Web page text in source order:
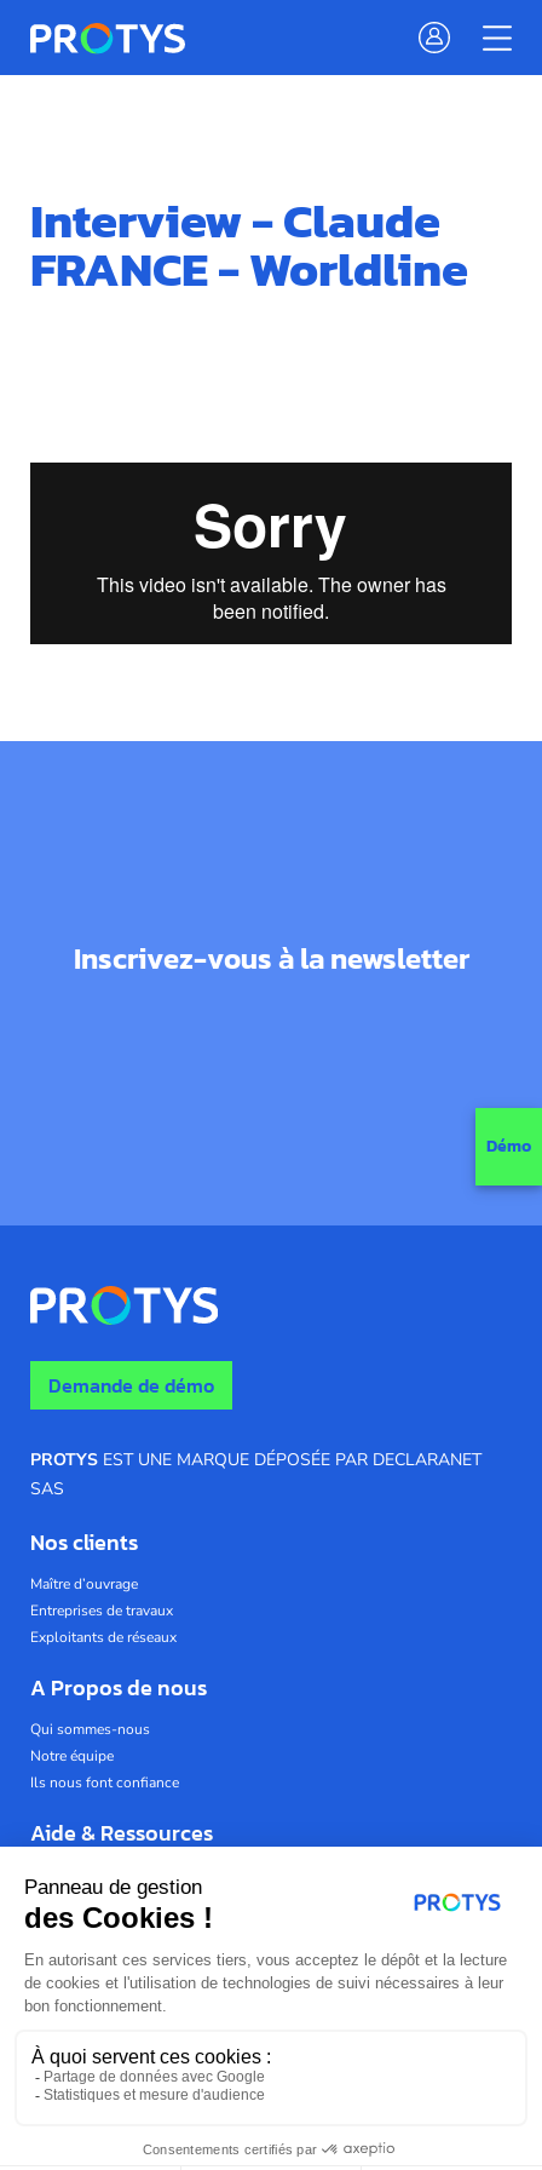
Démo
Interview - Claude
FRANCE - Worldline
Inscrivez-vous à la newsletter
Demande de démo
PROTYS EST UNE MARQUE DÉPOSÉE PAR DECLARANET
SAS
Nos clients
Maître d’ouvrage
Entreprises de travaux
Exploitants de réseaux
A Propos de nous
Qui sommes-nous
Notre équipe
Ils nous font confiance
Aide & Ressources
News du secteur
FAQ
L’entreprise
Nous rejoindre
Gestion des cookies
Politique de confidentialité